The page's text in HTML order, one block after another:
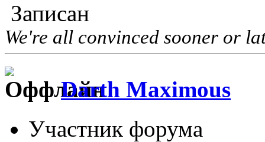
Записан
We're all convinced sooner or
Darth Maximous
Участник форума